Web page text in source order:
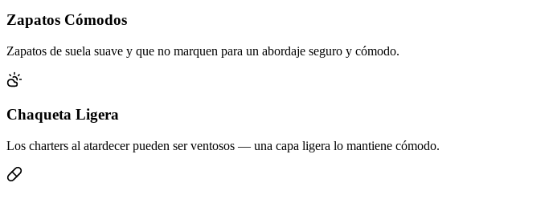
Zapatos Cómodos
Zapatos de suela suave y que no marquen para un abordaje seguro y cómodo.
Chaqueta Ligera
Los charters al atardecer pueden ser ventosos — una capa ligera lo mantiene cómodo.